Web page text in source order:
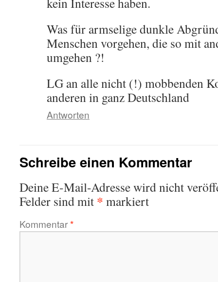
Was für armselige dunkle
Menschen vorgehen, die so mit
umgehen ?!
LG an alle nicht (!) mobbenden
anderen in ganz Deutschland
Antworten
Schreibe einen Kommentar
Deine E-Mail-Adresse wird nicht
Felder sind mit * markiert
Kommentar*